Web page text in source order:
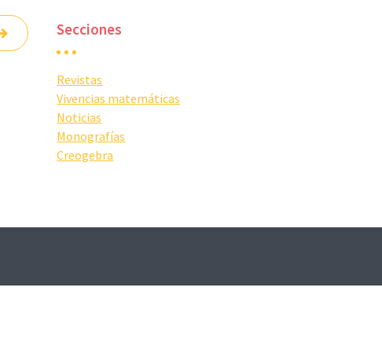
Secciones
Revistas
Vivencias matemáticas
Noticias
Monografías
Creogebra